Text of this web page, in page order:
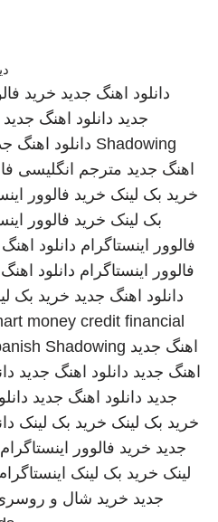
دانلود اهنگ جدید خرید
جدید دانلود اهنگ جدید
Shadowing دانلود اهنگ
اهنگ جدید مترجم انگلیسی
خرید بک لینک خرید فالوور
بک لینک خرید فالوور
فالوور اینستاگرام دانلود اهنگ
فالوور اینستاگرام دانلود
دانلود اهنگ جدید خرید بک
money credit financial
اهنگ جدید Shadowing
اهنگ جدید دانلود اهنگ جدید
جدید دانلود اهنگ جدید
خرید بک لینک خرید بک لینک
جدید خرید فالوور اینستاگرام
لینک خرید بک لینک
جدید خرید شال و